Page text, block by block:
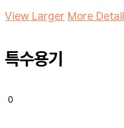
View Larger More
특수용기
0